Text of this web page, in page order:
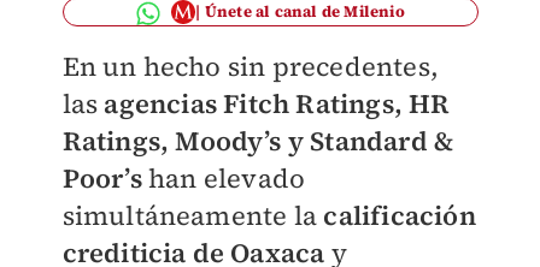
Únete al canal de Milenio
En un hecho sin precedentes,
las agencias Fitch Ratings, HR
Ratings, Moody’s y Standard &
Poor’shan elevado
simultáneamente la calificación
crediticia de Oaxaca y